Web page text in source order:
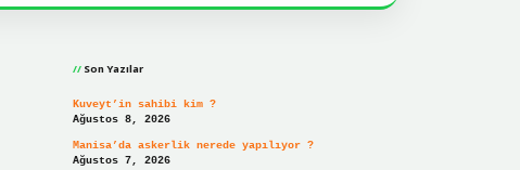
Son Yazılar
Kuveyt’in sahibi kim ?
Ağustos 8, 2026
Manisa’da askerlik nerede yapılıyor ?
Ağustos 7, 2026